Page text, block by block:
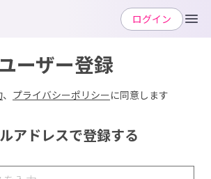
ーザー登録
、 プライバシーポリシーに同意します
アドレスで登録する
ログイン